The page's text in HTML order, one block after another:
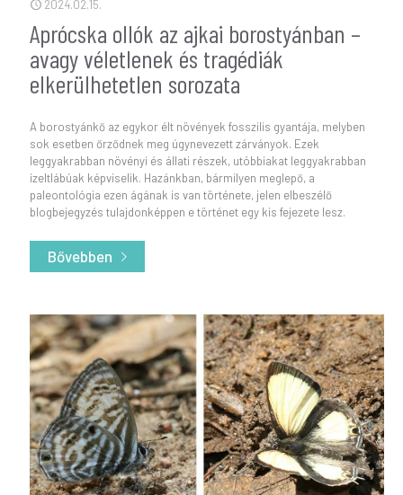
2024.02.15.
Aprócska ollók az ajkai borostyánban –
avagy véletlenek és tragédiák
elkerülhetetlen sorozata
A borostyánkő az egykor élt növények fosszilis gyantája, melyben
sok esetben őrződnek meg úgynevezett zárványok. Ezek
leggyakrabban növényi és állati részek, utóbbiakat leggyakrabban
ízeltlábúak képviselik. Hazánkban, bármilyen meglepő, a
paleontológia ezen ágának is van története, jelen elbeszélő
blogbejegyzés tulajdonképpen e történet egy kis fejezete lesz.
Bővebben
- Aprócska ollók az ajkai borostyánban –